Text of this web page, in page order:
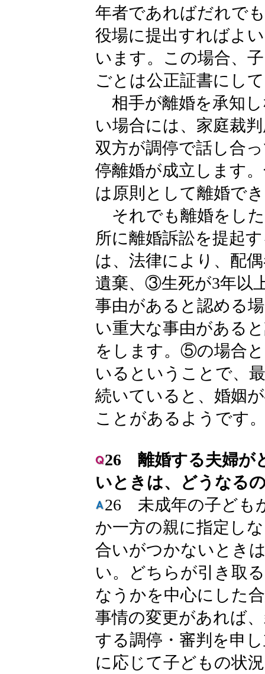
年者であればだれで
役場に提出すればよ
います。この場合、
ごとは公正証書にし
相手が離婚を承知
い場合には、家庭裁
双方が調停で話し合
停離婚が成立します
は原則として離婚で
それでも離婚をし
所に離婚訴訟を提起
は、法律により、配
遺棄、③生死が3年以
事由があると認める
い重大な事由がある
をします。⑤の場合
いるということで、
続いていると、婚姻
ことがあるようです
26 離婚する夫婦が
いときは、どうなる
26 未成年の子ども
か一方の親に指定し
合いがつかないとき
い。どちらが引き取
なうかを中心にした
事情の変更があれば
する調停・審判を申
に応じて子どもの状